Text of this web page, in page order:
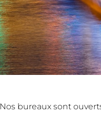
Nos bureaux sont